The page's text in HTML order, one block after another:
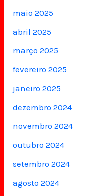
maio 2025
abril 2025
março 2025
fevereiro 2025
janeiro 2025
dezembro 2024
novembro 2024
outubro 2024
setembro 2024
agosto 2024